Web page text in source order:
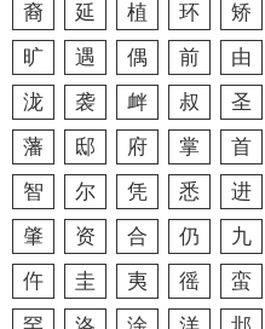
裔
延 植 环 矫
旷
遇 偶 前 由
泷
袭 衅 叔 圣
藩
邸 府 掌 首
智
尔 凭 悉 进
肇
资 合 仍 九
仵
圭 夷 徭 蛮